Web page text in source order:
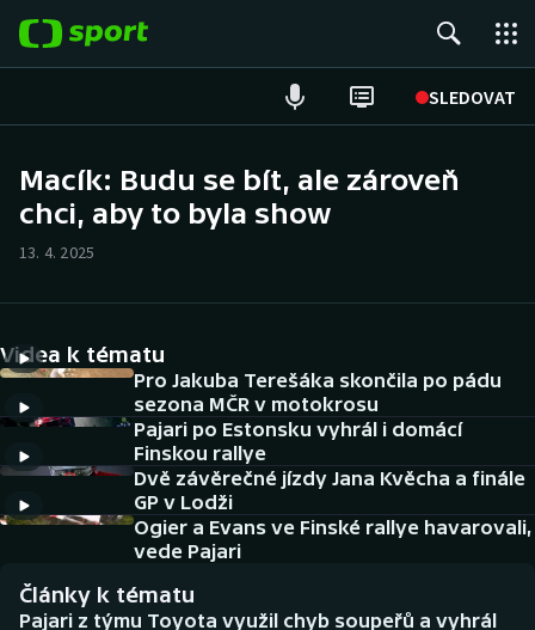
SLEDOVAT
Hokej
Cyklistika
DALŠÍ SPORTY
Americký fotbal
Baseball a softbal
Basketbal
NEPŘEHLÉDNĚTE
Historické návraty
Macík: Budu se bít, ale zároveň
chci, aby to byla show
13. 4. 2025
Videa k tématu
Pro Jakuba Terešáka skončila po pádu
sezona MČR v motokrosu
Pajari po Estonsku vyhrál i domácí
Finskou rallye
Dvě závěrečné jízdy Jana Kvěcha a finále
GP v Lodži
Ogier a Evans ve Finské rallye havarovali,
vede Pajari
Články k tématu
Pajari z týmu Toyota využil chyb soupeřů a vyhrál